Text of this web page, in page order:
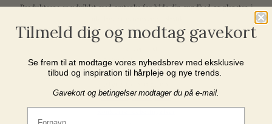
Produkterne er udviklet med omtanke for både din sundhed og planeten i
ZENZ Organic Products
2400 København NV
E-mail: support@zenz.dk
Vilkår og betingelser
Konkurrencebetingelser
Tilmeld dig og modtag gavekort
Se frem til at modtage vores nyhedsbrev med eksklusive
tilbud og inspiration til hårpleje og nye trends.
Gavekort og betingelser modtager du på e-mail.
Fornavn